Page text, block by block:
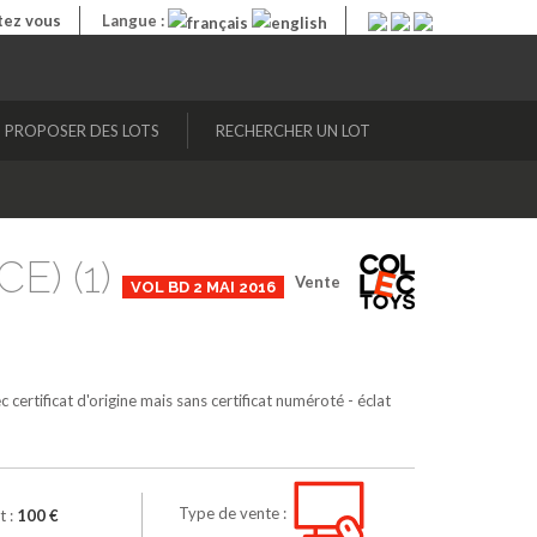
vous Langue :
PROPOSER DES LOTS RECHERCHER UN LOT
Vente
(1) VOL BD 2 MAI 2016
certificat d'origine mais sans certificat numéroté - éclat
: 100 € Type de vente :